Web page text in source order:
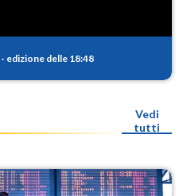
- edizione delle 18:48
Vedi
tutti